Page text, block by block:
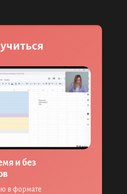
в формате
и без